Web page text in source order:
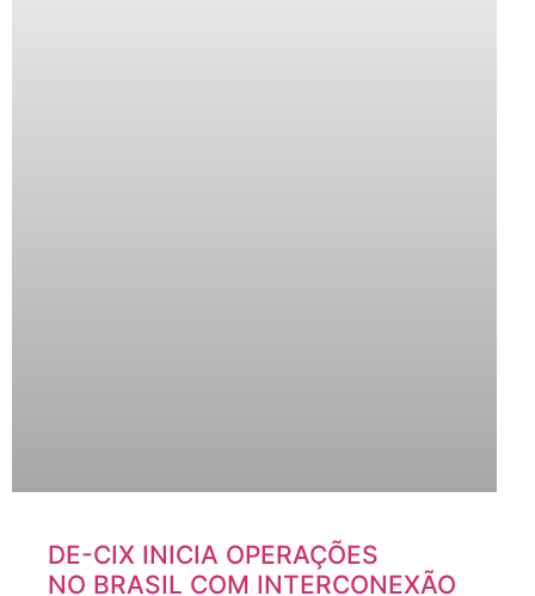
DE-CIX INICIA OPERAÇÕES
NO BRASIL COM INTERCONEXÃO